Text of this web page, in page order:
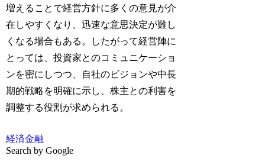
増えることで経営方針に多くの意見が介
在しやすくなり、迅速な意思決定が難し
くなる場合もある。したがって経営陣に
とっては、投資家とのコミュニケーショ
ンを密にしつつ、自社のビジョンや中長
期的戦略を明確に示し、株主との利害を
調整する役割が求められる。
経済金融
Search by Google